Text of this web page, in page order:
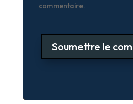
commentaire.
Soumettre le